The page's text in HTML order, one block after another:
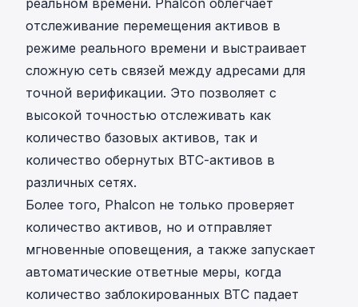
отслеживание перемещения активов в
режиме реального времени и выстраивает
сложную сеть связей между адресами для
точной верификации. Это позволяет с
высокой точностью отслеживать как
количество базовых активов, так и
количество обернутых BTC-активов в
различных сетях.
Более того, Phalcon не только проверяет
количество активов, но и отправляет
мгновенные оповещения, а также запускает
автоматические ответные меры, когда
количество заблокированных BTC падает